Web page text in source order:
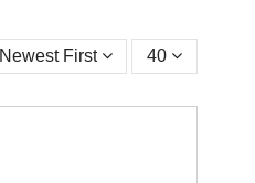
Newest First 40